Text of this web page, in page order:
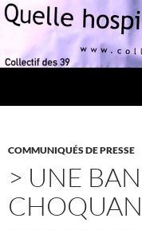
COMMUNIQUÉS DE PRESSE
> UNE